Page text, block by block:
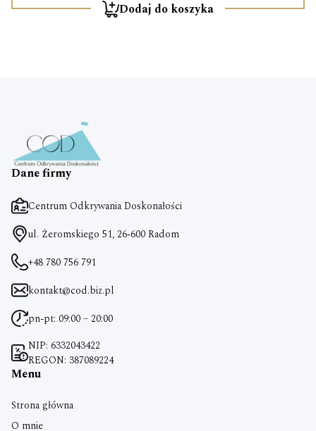
Dodaj do koszyka
Dane firmy
Centrum Odkrywania Doskonałości
ul. Żeromskiego 51, 26-600 Radom
+48 780 756 791
kontakt@cod.biz.pl
pn-pt: 09:00 – 20:00
NIP: 6332043422
REGON: 387089224
Menu
Strona główna
O mnie